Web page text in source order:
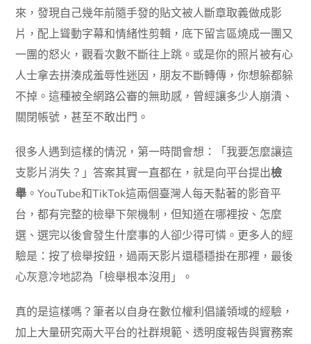
來，發現自己幾年前隨手發的貼文被人斷章取義做成影
片，配上聳動字幕和情緒性剪輯，底下留言區燒成一團又
一團的怒火，觀看次數不斷往上跳。或是你的照片被有心
人士拿去拼湊成羞辱性迷因，朋友不斷轉傳，你想躲都躲
不掉。這種被全網路公審的無助感，曾經讓多少人崩潰、
關閉帳號，甚至不敢出門。
很多人遇到這樣的情況，第一時間會想：「我要怎麼讓這
支影片消失？」答案其實一直都在，就是向平台提出檢
舉 。YouTube和TikTok這兩個臺灣人每天黏著的影音平
台，都有完整的檢舉下架機制，但知道在哪裡按、怎麼
選、選完以後會發生什麼事的人卻少得可憐。更多人的經
驗是：按了檢舉按鈕，過兩天影片還穩穩掛在那裡，最後
心灰意冷地認為「檢舉根本沒用」。
真的是這樣嗎？筆者以自身在數位權利倡議領域的經驗，
加上大量研究兩大平台的社群規範、透明度報告與實務案